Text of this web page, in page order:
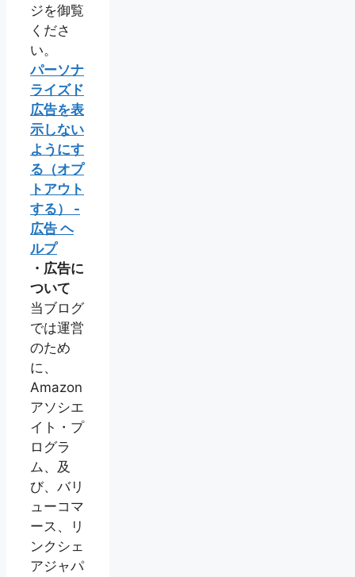
ジを御覧
くださ
い。
パーソナ
ライズド
広告を表
示しない
ようにす
る（オプ
トアウト
する） -
広告 ヘ
ルプ
・広告に
ついて
当ブログ
では運営
のため
に、
Amazon
アソシエ
イト・プ
ログラ
ム、及
び、バリ
ューコマ
ース、リ
ンクシェ
アジャパ